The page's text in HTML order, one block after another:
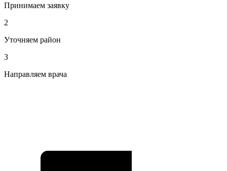
Принимаем заявку
2
Уточняем район
3
Направляем врача